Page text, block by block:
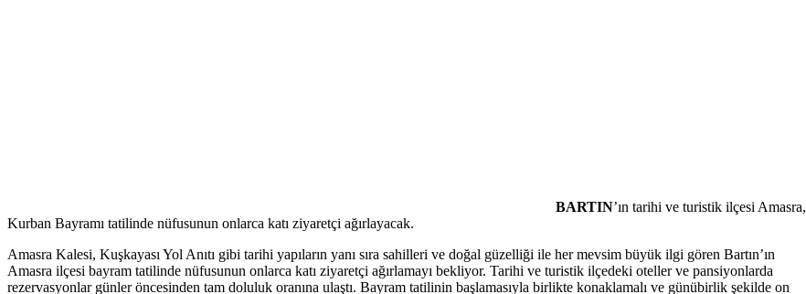
BARTIN’ın tarihi ve turistik ilçesi Amasra,
Kurban Bayramı tatilinde nüfusunun onlarca katı ziyaretçi ağırlayacak.
Amasra Kalesi, Kuşkayası Yol Anıtı gibi tarihi yapıların yanı sıra sahilleri ve doğal güzelliği ile her mevsim büyük ilgi gören Bartın’ın
Amasra ilçesi bayram tatilinde nüfusunun onlarca katı ziyaretçi ağırlamayı bekliyor. Tarihi ve turistik ilçedeki oteller ve pansiyonlarda
rezervasyonlar günler öncesinden tam doluluk oranına ulaştı. Bayram tatilinin başlamasıyla birlikte konaklamalı ve günübirlik şekilde on